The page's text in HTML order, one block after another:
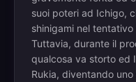
suoi poteri ad Ichigo,
shinigami nel
Tuttavia, durante il
qualcosa va storto ed
Rukia, diventando